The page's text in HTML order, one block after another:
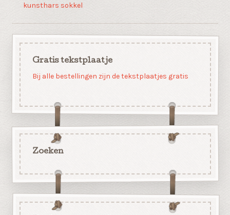
kunsthars sokkel
Gratis tekstplaatje
Bij alle bestellingen zijn de tekstplaatjes gratis
Zoeken